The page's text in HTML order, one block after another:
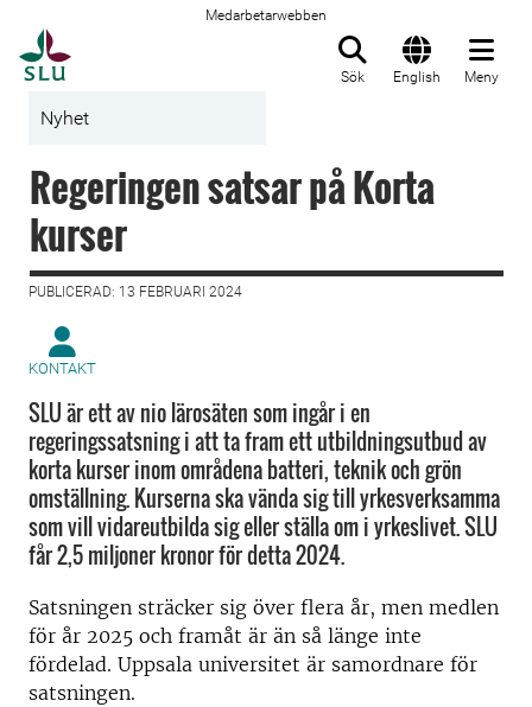
Medarbetarwebben
Sök English Meny
Nyhet
Regeringen satsar på Korta
kurser
PUBLICERAD: 13 FEBRUARI 2024
KONTAKT
SLU är ett av nio lärosäten som ingår i en
regeringssatsning i att ta fram ett utbildningsutbud av
korta kurser inom områdena batteri, teknik och grön
omställning. Kurserna ska vända sig till yrkesverksamma
som vill vidareutbilda sig eller ställa om i yrkeslivet. SLU
får 2,5 miljoner kronor för detta 2024.
Satsningen sträcker sig över flera år, men medlen
för år 2025 och framåt är än så länge inte
fördelad. Uppsala universitet är samordnare för
satsningen.